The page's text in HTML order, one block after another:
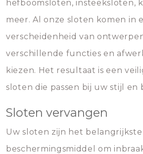
hefboomsloten, insteeksloten,
meer. Al onze sloten komen in
verscheidenheid van
verschillende functies en
kiezen. Het resultaat is een
sloten die passen bij uw stijl en
Sloten vervangen
Uw sloten zijn het belangrijkste
beschermingsmiddel om